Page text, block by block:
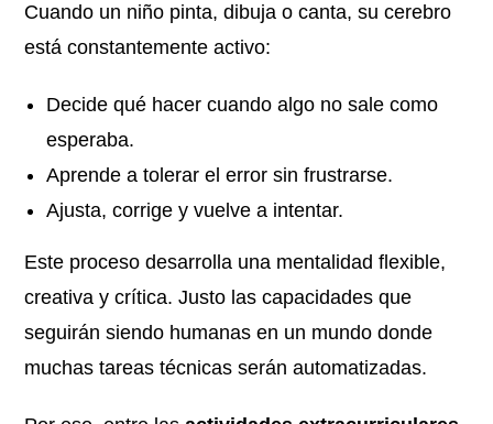
Cuando un niño pinta, dibuja o canta, su cerebro
está constantemente activo:
Decide qué hacer cuando algo no sale como
esperaba.
Aprende a tolerar el error sin frustrarse.
Ajusta, corrige y vuelve a intentar.
Este proceso desarrolla una mentalidad flexible,
creativa y crítica. Justo las capacidades que
seguirán siendo humanas en un mundo donde
muchas tareas técnicas serán automatizadas.